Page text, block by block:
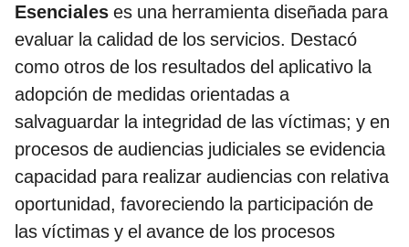
Esenciales es una herramienta diseñada para
evaluar la calidad de los servicios. Destacó
como otros de los resultados del aplicativo la
adopción de medidas orientadas a
salvaguardar la integridad de las víctimas; y en
procesos de audiencias judiciales se evidencia
capacidad para realizar audiencias con relativa
oportunidad, favoreciendo la participación de
las víctimas y el avance de los procesos